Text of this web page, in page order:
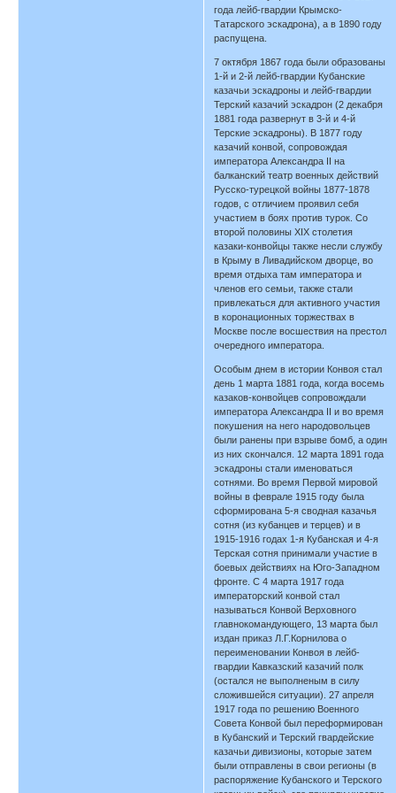
года лейб-гвардии Крымско-
Татарского эскадрона), а в 1890 году
распущена.
7 октября 1867 года были образованы
1-й и 2-й лейб-гвардии Кубанские
казачьи эскадроны и лейб-гвардии
Терский казачий эскадрон (2 декабря
1881 года развернут в 3-й и 4-й
Терские эскадроны). В 1877 году
казачий конвой, сопровождая
императора Александра II на
балканский театр военных действий
Русско-турецкой войны 1877-1878
годов, с отличием проявил себя
участием в боях против турок. Со
второй половины ХIХ столетия
казаки-конвойцы также несли службу
в Крыму в Ливадийском дворце, во
время отдыха там императора и
членов его семьи, также стали
привлекаться для активного участия
в коронационных торжествах в
Москве после восшествия на престол
очередного императора.
Особым днем в истории Конвоя стал
день 1 марта 1881 года, когда восемь
казаков-конвойцев сопровождали
императора Александра II и во время
покушения на него народовольцев
были ранены при взрыве бомб, а один
из них скончался. 12 марта 1891 года
эскадроны стали именоваться
сотнями. Во время Первой мировой
войны в феврале 1915 году была
сформирована 5-я сводная казачья
сотня (из кубанцев и терцев) и в
1915-1916 годах 1-я Кубанская и 4-я
Терская сотня принимали участие в
боевых действиях на Юго-Западном
фронте. С 4 марта 1917 года
императорский конвой стал
называться Конвой Верховного
главнокомандующего, 13 марта был
издан приказ Л.Г.Корнилова о
переименовании Конвоя в лейб-
гвардии Кавказский казачий полк
(остался не выполненым в силу
сложившейся ситуации). 27 апреля
1917 года по решению Военного
Совета Конвой был переформирован
в Кубанский и Терский гвардейские
казачьи дивизионы, которые затем
были отправлены в свои регионы (в
распоряжение Кубанского и Терского